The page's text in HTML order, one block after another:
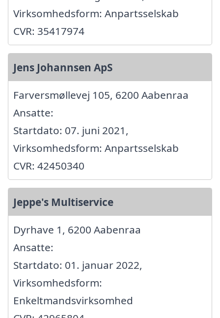
Virksomhedsform: Anpartsselskab
CVR: 35417974
Jens Johannsen ApS
Farversmøllevej 105, 6200 Aabenraa
Ansatte:
Startdato: 07. juni 2021,
Virksomhedsform: Anpartsselskab
CVR: 42450340
Jeppe's Multiservice
Dyrhave 1, 6200 Aabenraa
Ansatte:
Startdato: 01. januar 2022,
Virksomhedsform:
Enkeltmandsvirksomhed